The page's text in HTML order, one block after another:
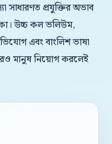
সাধারণত প্রযুক্তির অভাব
উচ্চ কল ভলিউম,
এবং বাংলিশ ভাষা
মানুষ নিয়োগ করলেই